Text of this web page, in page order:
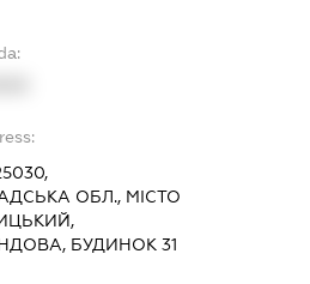
ОБЛ., МІСТО
БУДИНОК 31